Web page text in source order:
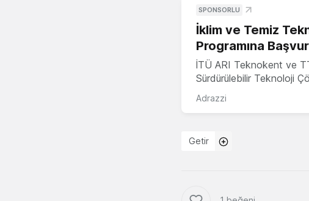
SPONSORLU
İklim ve Temiz
Programına Başvur
İTÜ ARI Teknokent ve
Sürdürülebilir Teknoloji
Adrazzi
Getir